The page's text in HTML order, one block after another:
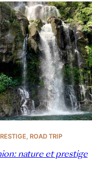
, ROAD TRIP
nature et prestige